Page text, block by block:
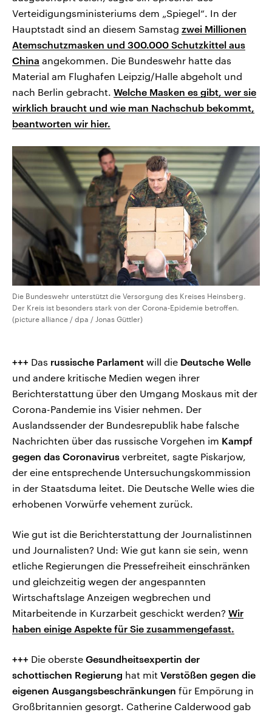
Verteidigungsministeriums dem „Spiegel“. In der
Hauptstadt sind an diesem Samstag zwei Millionen
Atemschutzmasken und 300.000 Schutzkittel aus
China angekommen. Die Bundeswehr hatte das
Material am Flughafen Leipzig/Halle abgeholt und
nach Berlin gebracht. Welche Masken es gibt, wer sie
wirklich braucht und wie man Nachschub bekommt,
beantworten wir hier.
Die Bundeswehr unterstützt die Versorgung des Kreises Heinsberg.
Der Kreis ist besonders stark von der Corona-Epidemie betroffen.
(picture alliance / dpa / Jonas Güttler)
+++ Das russische Parlament will die Deutsche Welle
und andere kritische Medien wegen ihrer
Berichterstattung über den Umgang Moskaus mit der
Corona-Pandemie ins Visier nehmen. Der
Auslandssender der Bundesrepublik habe falsche
Nachrichten über das russische Vorgehen im Kampf
gegen das Coronavirus verbreitet, sagte Piskarjow,
der eine entsprechende Untersuchungskommission
in der Staatsduma leitet. Die Deutsche Welle wies die
erhobenen Vorwürfe vehement zurück.
Wie gut ist die Berichterstattung der Journalistinnen
und Journalisten? Und: Wie gut kann sie sein, wenn
etliche Regierungen die Pressefreiheit einschränken
und gleichzeitig wegen der angespannten
Wirtschaftslage Anzeigen wegbrechen und
Mitarbeitende in Kurzarbeit geschickt werden? Wir
haben einige Aspekte für Sie zusammengefasst.
+++ Die oberste Gesundheitsexpertin der
schottischen Regierung hat mit Verstößen gegen die
eigenen Ausgangsbeschränkungen für Empörung in
Großbritannien gesorgt. Catherine Calderwood gab